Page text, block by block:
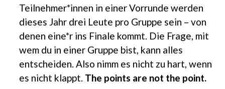
Teilnehmer*innen in einer Vorrunde werden
dieses Jahr drei Leute pro Gruppe sein – von
denen eine*r ins Finale kommt. Die Frage, mit
wem du in einer Gruppe bist, kann alles
entscheiden. Also nimm es nicht zu hart, wenn
es nicht klappt. The points are not the point.